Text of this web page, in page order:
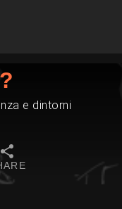
e dintorni